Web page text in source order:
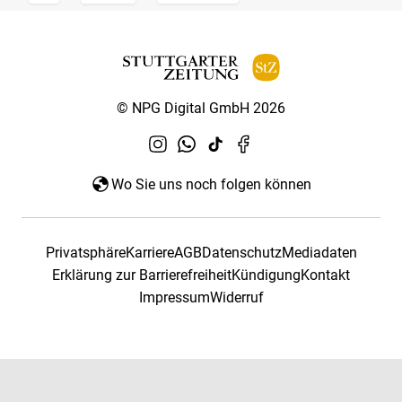
© NPG Digital GmbH 2026
Wo Sie uns noch folgen können
PrivatsphäreKarriereAGBDatenschutzMediadaten
Erklärung zur BarrierefreiheitKündigungKontakt
ImpressumWiderruf